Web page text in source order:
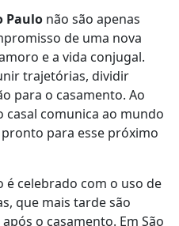
Paulo não são apenas
de uma nova
e a vida conjugal.
trajetórias, dividir
para o casamento. Ao
casal comunica ao mundo
para esse próximo
é celebrado com o uso de
que mais tarde são
o casamento. Em São